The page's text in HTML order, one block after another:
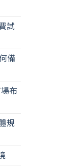
試
備
布
規